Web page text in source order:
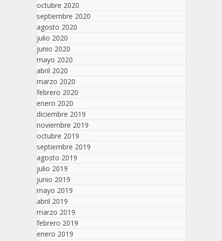
octubre 2020
septiembre 2020
agosto 2020
julio 2020
junio 2020
mayo 2020
abril 2020
marzo 2020
febrero 2020
enero 2020
diciembre 2019
noviembre 2019
octubre 2019
septiembre 2019
agosto 2019
julio 2019
junio 2019
mayo 2019
abril 2019
marzo 2019
febrero 2019
enero 2019